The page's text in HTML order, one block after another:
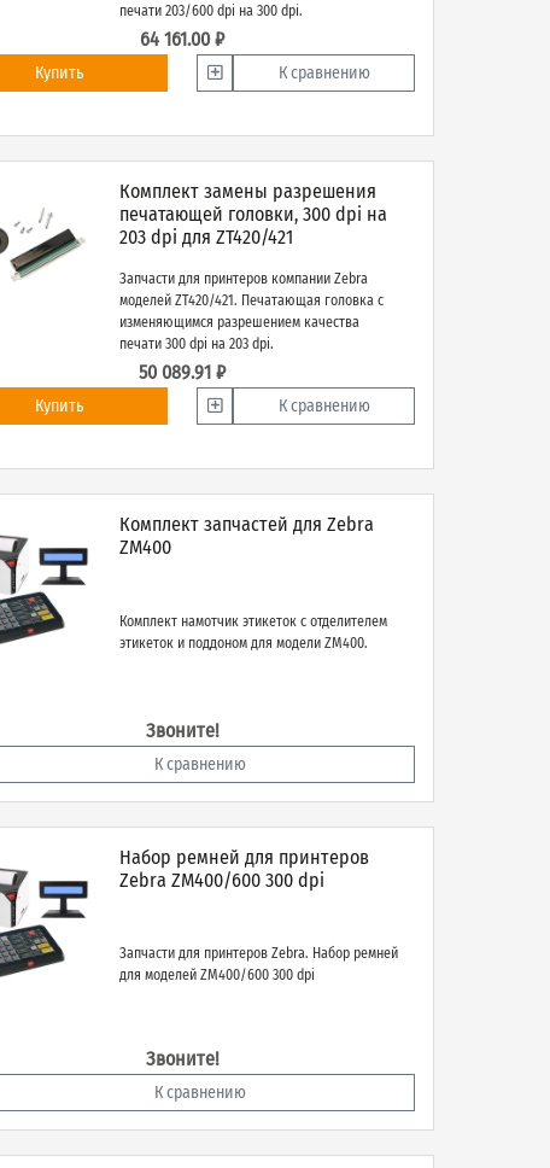
печати 203/600 dpi на 300 dpi.
64 161.00 ₽
Купить К сравнению
Комплект замены разрешения
печатающей головки, 300 dpi на
203 dpi для ZT420/421
Запчасти для принтеров компании Zebra
моделей ZT420/421. Печатающая головка с
изменяющимся разрешением качества
печати 300 dpi на 203 dpi.
50 089.91 ₽
Купить К сравнению
Комплект запчастей для Zebra
ZМ400
Комплект намотчик этикеток с отделителем
этикеток и поддоном для модели ZМ400.
Звоните!
К сравнению
Набор ремней для принтеров
Zebra ZM400/600 300 dpi
Запчасти для принтеров Zebra. Набор ремней
для моделей ZM400/600 300 dpi
Звоните!
К сравнению